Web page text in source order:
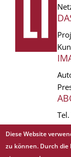
Tel.
Diese Website
zu können. Durch die